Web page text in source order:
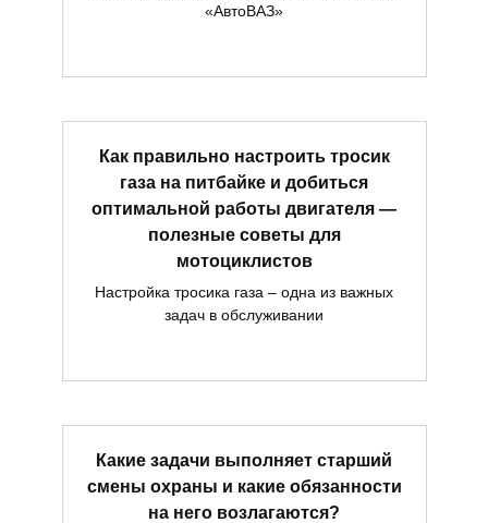
«АвтоВАЗ»
Как правильно настроить тросик
газа на питбайке и добиться
оптимальной работы двигателя —
полезные советы для
мотоциклистов
Настройка тросика газа – одна из важных
задач в обслуживании
Какие задачи выполняет старший
смены охраны и какие обязанности
на него возлагаются?